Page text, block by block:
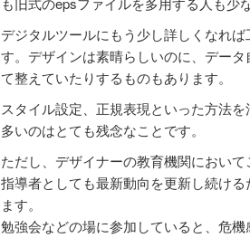
デジタルツールにもう少し詳しくなれ
す。デザインは素晴らしいのに、デー
て整えていたりするものもあります。
スタイル設定、正規表現といった方法
多いのはとても残念なことです。
ただし、デザイナーの教育機関におい
指導者としても最新動向を更新し続け
ます。
勉強会などの場に参加していると、危